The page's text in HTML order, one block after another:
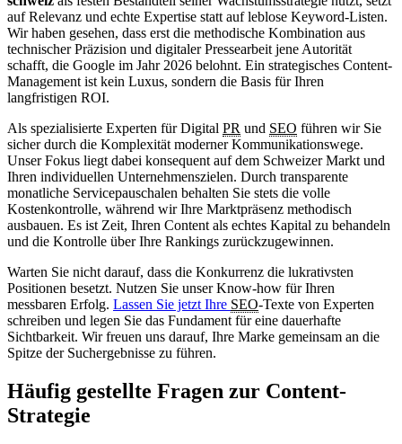
auf Relevanz und echte Expertise statt auf leblose Keyword-Listen.
Wir haben gesehen, dass erst die methodische Kombination aus
technischer Präzision und digitaler Pressearbeit jene Autorität
schafft, die Google im Jahr 2026 belohnt. Ein strategisches Content-
Management ist kein Luxus, sondern die Basis für Ihren
langfristigen ROI.
Als spezialisierte Experten für Digital PR und SEO führen wir Sie
sicher durch die Komplexität moderner Kommunikationswege.
Unser Fokus liegt dabei konsequent auf dem Schweizer Markt und
Ihren individuellen Unternehmenszielen. Durch transparente
monatliche Servicepauschalen behalten Sie stets die volle
Kostenkontrolle, während wir Ihre Marktpräsenz methodisch
ausbauen. Es ist Zeit, Ihren Content als echtes Kapital zu behandeln
und die Kontrolle über Ihre Rankings zurückzugewinnen.
Warten Sie nicht darauf, dass die Konkurrenz die lukrativsten
Positionen besetzt. Nutzen Sie unser Know-how für Ihren
messbaren Erfolg. Lassen Sie jetzt Ihre SEO-Texte von Experten
schreiben und legen Sie das Fundament für eine dauerhafte
Sichtbarkeit. Wir freuen uns darauf, Ihre Marke gemeinsam an die
Spitze der Suchergebnisse zu führen.
Häufig gestellte Fragen zur Content-
Strategie